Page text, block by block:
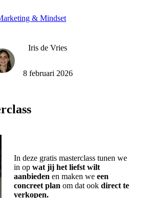
& Mindset
Iris de Vries
8 februari 2026
In deze gratis masterclass tunen we
in opwat jij het liefst wilt
aanbieden en maken weeen
concreet plan om dat ookdirect te
verkopen.